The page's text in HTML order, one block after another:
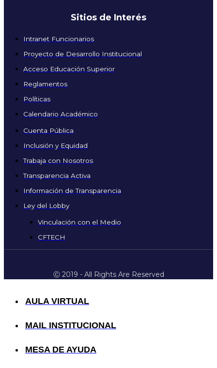
Sitios de Interés
Intranet Funcionarios
Proyecto de Desarrollo Institucional
Acceso Educación Superior
Reglamentos
Políticas
Calendario Académico
Cuenta Pública
Inclusión y Equidad
Trabaja con Nosotros
Transparencia Activa
Información de Transparencia
Ley del Lobby
Vinculación con el Medio
CFTECH
Ⓒ 2019 - All Rights Are Reserved
AULA VIRTUAL
MAIL INSTITUCIONAL
MESA DE AYUDA